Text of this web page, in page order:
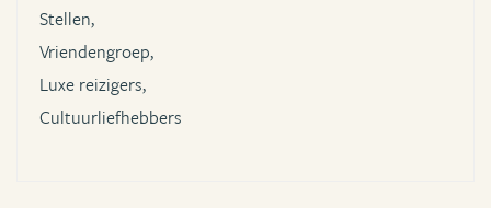
Stellen,
Vriendengroep,
Luxe reizigers,
Cultuurliefhebbers